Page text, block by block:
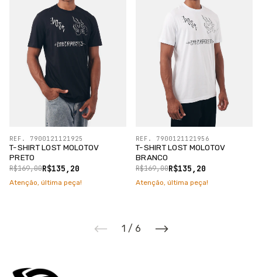
T-SHIRT LOST MOLOTOV
PRETO
R$135,20
R$169,00
REF. 7900121121925
Atenção, última peça!
T-SHIRT LOST MOLOTOV
BRANCO
R$135,20
R$169,00
REF. 7900121121956
Atenção, última peça!
1 / 6